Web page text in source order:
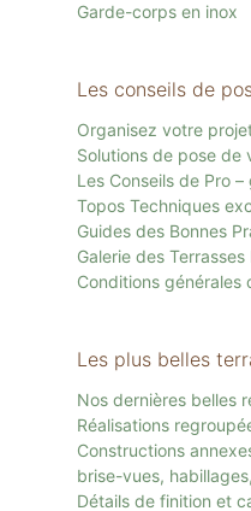
Garde-corps en inox
Les conseils de
Organisez votre
Solutions de pose de
Les Conseils de Pro
Topos Techniques
Guides des Bonnes
Galerie des Terrasses
Conditions générales
Les plus belles
Nos dernières belles
Réalisations
Constructions
brise-vues,
Détails de finition et